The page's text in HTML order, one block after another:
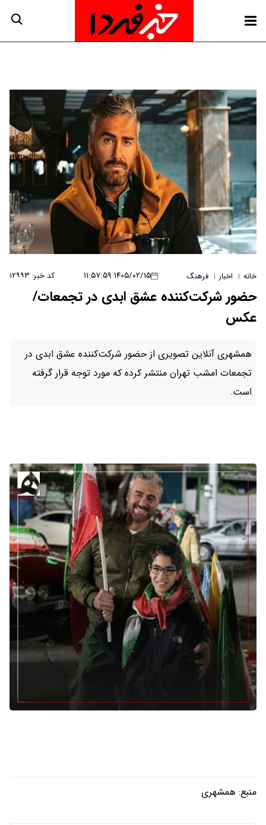
خانه | اخبار | فرهنگ ۱۴۰۵/۰۲/۱۵ ۱۱:۵۷:۵۹ کد خبر: ۱۲۹۹۳
حضور شرکت‌کننده عشق ابدی در تجمعات/
عکس
همشهری آنلاین تصویری از حضور شرکت‌کننده عشق ابدی در
تجمعات امشب تهران منتشر کرده که مورد توجه قرار گرفته
است.
منبع: همشهری